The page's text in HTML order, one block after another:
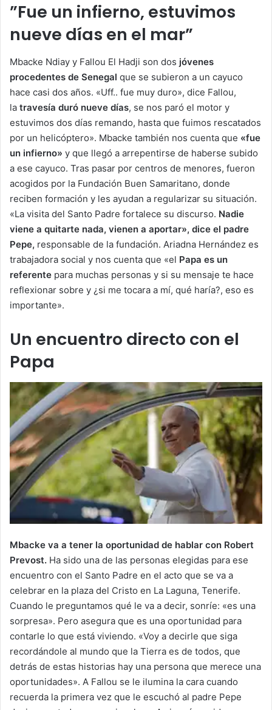
”Fue un infierno, estuvimos
nueve días en el mar”
Mbacke Ndiay y Fallou El Hadji son dos jóvenes
procedentes de Senegal que se subieron a un cayuco
hace casi dos años. «Uff.. fue muy duro», dice Fallou,
la travesía duró nueve días, se nos paró el motor y
estuvimos dos días remando, hasta que fuimos rescatados
por un helicóptero». Mbacke también nos cuenta que «fue
un infierno» y que llegó a arrepentirse de haberse subido
a ese cayuco. Tras pasar por centros de menores, fueron
acogidos por la Fundación Buen Samaritano, donde
reciben formación y les ayudan a regularizar su situación.
«La visita del Santo Padre fortalece su discurso. Nadie
viene a quitarte nada, vienen a aportar», dice el padre
Pepe, responsable de la fundación. Ariadna Hernández es
trabajadora social y nos cuenta que «el Papa es un
referente para muchas personas y si su mensaje te hace
reflexionar sobre y ¿si me tocara a mí, qué haría?, eso es
importante».
Un encuentro directo con el
Papa
Mbacke va a tener la oportunidad de hablar con Robert
Prevost. Ha sido una de las personas elegidas para ese
encuentro con el Santo Padre en el acto que se va a
celebrar en la plaza del Cristo en La Laguna, Tenerife.
Cuando le preguntamos qué le va a decir, sonríe: «es una
sorpresa». Pero asegura que es una oportunidad para
contarle lo que está viviendo. «Voy a decirle que siga
recordándole al mundo que la Tierra es de todos, que
detrás de estas historias hay una persona que merece una
oportunidades». A Fallou se le ilumina la cara cuando
recuerda la primera vez que le escuchó al padre Pepe